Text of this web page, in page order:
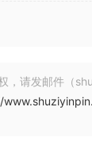
Mac 电脑上
CPU、
，请发邮件（